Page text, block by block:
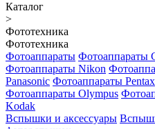
Каталог
>
Фототехника
Фототехника
Фотоаппараты Фотоаппараты
Фотоаппараты Nikon
Panasonic Фотоаппараты Pentax
Фотоаппараты Olympus
Kodak
Вспышки и аксессуары